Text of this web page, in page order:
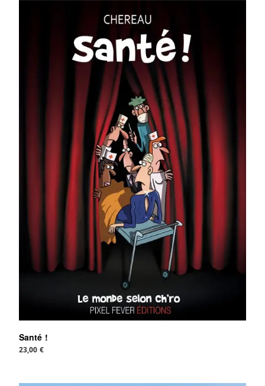
Santé !
23,00 €